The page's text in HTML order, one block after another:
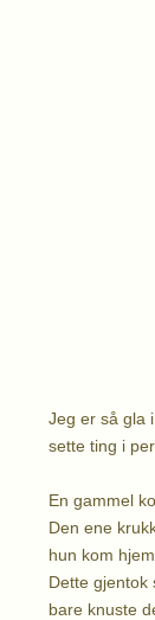
Jeg er så gla
sette ting i
En gammel
Den ene
hun kom hjem.
Dette gjentok
bare knuste